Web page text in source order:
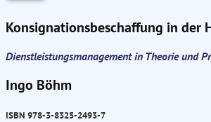
Konsignationsbeschaffung in der
Dienstleistungsmanagement in Theorie und
Ingo Böhm
ISBN 978-3-8325-2493-7